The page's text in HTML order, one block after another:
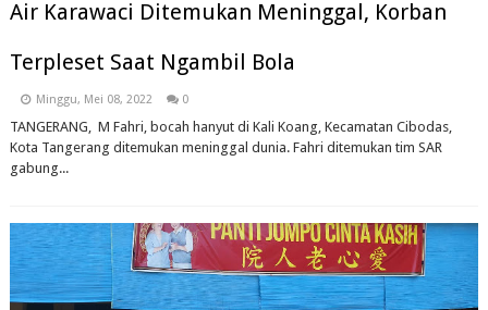
Air Karawaci Ditemukan Meninggal, Korban
Terpleset Saat Ngambil Bola
Minggu, Mei 08, 2022 0
TANGERANG, M Fahri, bocah hanyut di Kali Koang, Kecamatan Cibodas,
Kota Tangerang ditemukan meninggal dunia. Fahri ditemukan tim SAR
gabung...